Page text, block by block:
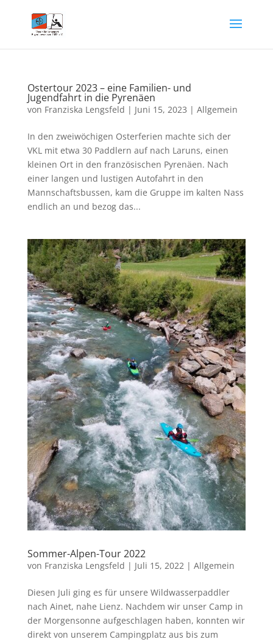
Ostertour 2023 – eine Familien- und
Jugendfahrt in die Pyrenäen
von Franziska Lengsfeld | Juni 15, 2023 | Allgemein
In den zweiwöchigen Osterferien machte sich der
VKL mit etwa 30 Paddlern auf nach Laruns, einen
kleinen Ort in den französischen Pyrenäen. Nach
einer langen und lustigen Autofahrt in den
Mannschaftsbussen, kam die Gruppe im kalten Nass
endlich an und bezog das...
Sommer-Alpen-Tour 2022
von Franziska Lengsfeld | Juli 15, 2022| Allgemein
Diesen Juli ging es für unsere Wildwasserpaddler
nach Ainet, nahe Lienz. Nachdem wir unser Camp in
der Morgensonne aufgeschlagen haben, konnten wir
direkt von unserem Campingplatz aus bis zum